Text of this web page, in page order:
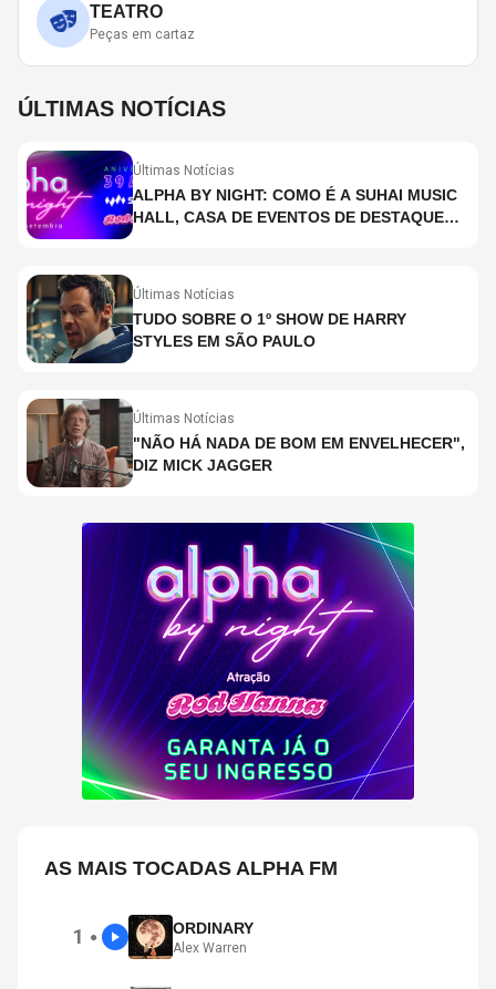
TEATRO
Peças em cartaz
ÚLTIMAS NOTÍCIAS
Últimas Notícias
ALPHA BY NIGHT: COMO É A SUHAI MUSIC
HALL, CASA DE EVENTOS DE DESTAQUE
Últimas Notícias
TUDO SOBRE O 1º SHOW DE HARRY
STYLES EM SÃO PAULO
Últimas Notícias
"NÃO HÁ NADA DE BOM EM ENVELHECER",
DIZ MICK JAGGER
AS MAIS TOCADAS ALPHA FM
1 ● ORDINARY
Alex Warren